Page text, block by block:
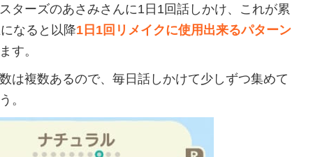
ターズのあさみさんに1日1回話しかけ、これが累
なると以降1日1回リメイクに使用出来るパターン
す。
は複数あるので、毎日話しかけて少しずつ集めて
。